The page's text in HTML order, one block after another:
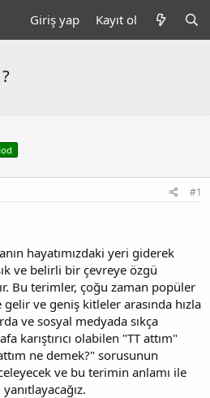
Giriş yap Kayıt ol
#1
hayatımızdaki yeri giderek
ve belirli bir çevreye özgü
Bu terimler, çoğu zaman popüler
ve geniş kitleler arasında hızla
ve sosyal medyada sıkça
karıştırıcı olabilen "TT attım"
ne demek?" sorusunun
ve bu terimin anlamı ile